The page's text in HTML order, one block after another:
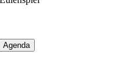
Agenda